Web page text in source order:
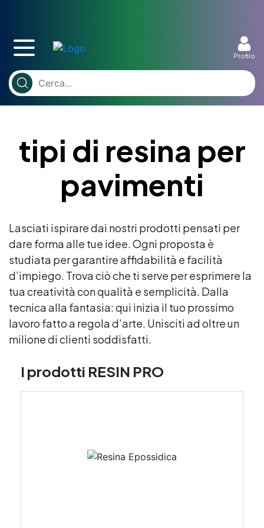
Profilo
tipi di resina per
pavimenti
Lasciati ispirare dai nostri prodotti pensati per
dare forma alle tue idee. Ogni proposta è
studiata per garantire affidabilità e facilità
d’impiego. Trova ciò che ti serve per esprimere la
tua creatività con qualità e semplicità. Dalla
tecnica alla fantasia: qui inizia il tuo prossimo
lavoro fatto a regola d’arte. Unisciti ad oltre un
milione di clienti soddisfatti.
I prodotti RESIN PRO